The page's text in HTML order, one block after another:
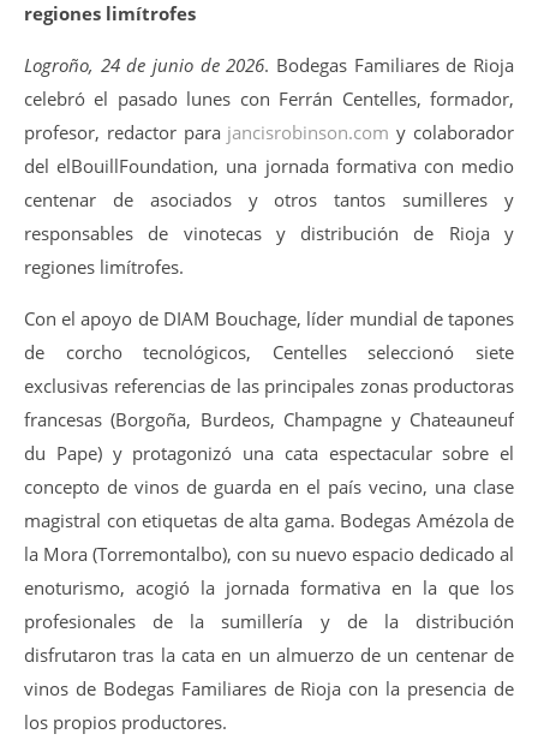
regiones limítrofes
Logroño, 24 de junio de 2026. Bodegas Familiares de Rioja
celebró el pasado lunes con Ferrán Centelles, formador,
profesor, redactor para jancisrobinson.com y colaborador
del elBouillFoundation, una jornada formativa con medio
centenar de asociados y otros tantos sumilleres y
responsables de vinotecas y distribución de Rioja y
regiones limítrofes.
Con el apoyo de DIAM Bouchage, líder mundial de tapones
de corcho tecnológicos, Centelles seleccionó siete
exclusivas referencias de las principales zonas productoras
francesas (Borgoña, Burdeos, Champagne y Chateauneuf
du Pape) y protagonizó una cata espectacular sobre el
concepto de vinos de guarda en el país vecino, una clase
magistral con etiquetas de alta gama. Bodegas Amézola de
la Mora (Torremontalbo), con su nuevo espacio dedicado al
enoturismo, acogió la jornada formativa en la que los
profesionales de la sumillería y de la distribución
disfrutaron tras la cata en un almuerzo de un centenar de
vinos de Bodegas Familiares de Rioja con la presencia de
los propios productores.